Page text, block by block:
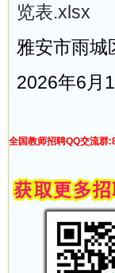
览表.xlsx
雅安市雨城
2026年6月
全国教师招聘QQ交流群